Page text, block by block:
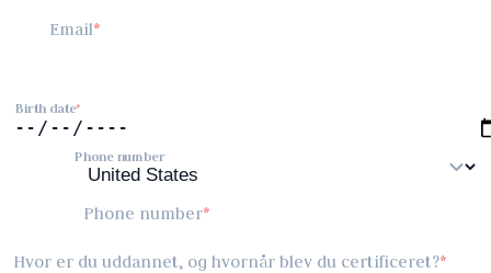
Email
Birth date
Phone number
Phone number
Hvor er du uddannet, og hvornår blev du certificeret?